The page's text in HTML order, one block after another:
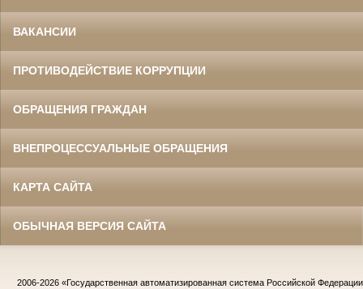
ВАКАНСИИ
ПРОТИВОДЕЙСТВИЕ КОРРУПЦИИ
ОБРАЩЕНИЯ ГРАЖДАН
ВНЕПРОЦЕССУАЛЬНЫЕ ОБРАЩЕНИЯ
КАРТА САЙТА
ОБЫЧНАЯ ВЕРСИЯ САЙТА
2006-2026 «Государственная автоматизированная система Российской